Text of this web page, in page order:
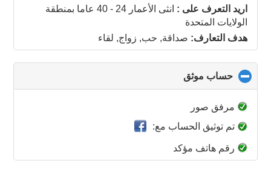
collapse
contents
اريد التعرف على : انثى الأعمار 24 - 40 عاما
بمنطقة
الولايات المتحدة
هدف التعارف: صداقة, حب, زواج, لقاء
حساب موثق
to
مرفق صور
تم توثيق الحساب مع:
رقم هاتف مؤكد